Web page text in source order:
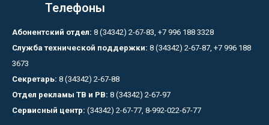
Телефоны
Абонентский отдел: 8 (34342) 2-67-83, +7 996 188 3328
Служба технической поддержки: 8 (34342) 2-67-87, +7 996 188
3673
Секретарь: 8 (34342) 2-67-88
Отдел рекламы ТВ и РВ: 8 (34342) 2-67-97
Сервисный центр: (34342) 2-67-77, 8-992-022-67-77